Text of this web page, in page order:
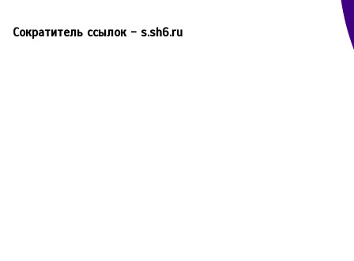
Сократитель ссылок - s.sh6.ru